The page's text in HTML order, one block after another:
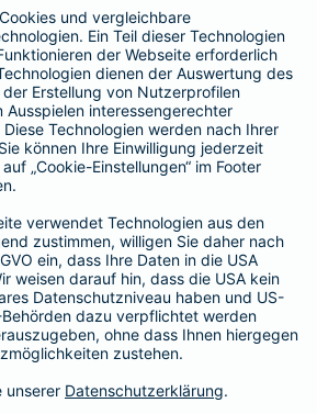
BELIEBTE SEITEN
Zusatzversicherung
Tierversicherungen
Hausratversicherung
Adresse ändern
Schaden melden
Serviceübersicht